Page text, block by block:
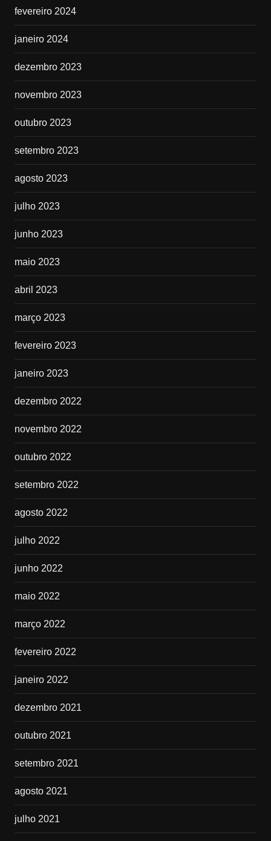
fevereiro 2024
janeiro 2024
dezembro 2023
novembro 2023
outubro 2023
setembro 2023
agosto 2023
julho 2023
junho 2023
maio 2023
abril 2023
março 2023
fevereiro 2023
janeiro 2023
dezembro 2022
novembro 2022
outubro 2022
setembro 2022
agosto 2022
julho 2022
junho 2022
maio 2022
março 2022
fevereiro 2022
janeiro 2022
dezembro 2021
outubro 2021
setembro 2021
agosto 2021
julho 2021